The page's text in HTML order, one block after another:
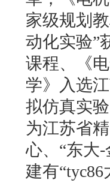
家级规划
动化实验”
课程、《
学》入选
拟仿真实
为江苏省
心、“东大-
建有